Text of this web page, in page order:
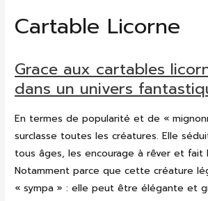
Cartable Licorne
Grace aux cartables
dans un univers
En termes de popularité et de «
surclasse toutes les créatures. Elle
tous âges, les encourage à rêver et
Notamment parce que cette créature
« sympa » : elle peut être élégante et